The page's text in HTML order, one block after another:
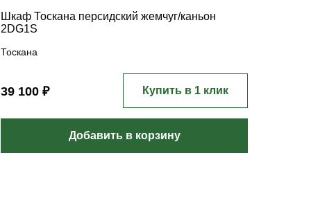
Шкаф Тоскана персидский жемчуг/каньон
2DG1S
Тоскана
39 100 ₽ Купить в 1 клик
Добавить в корзину